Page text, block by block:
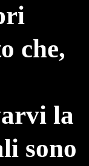
che,
la
sono